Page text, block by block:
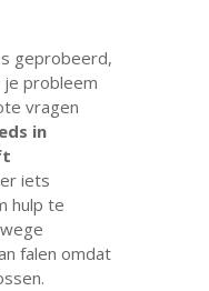
geprobeerd,
probleem
vragen
in
iets
hulp te
falen omdat